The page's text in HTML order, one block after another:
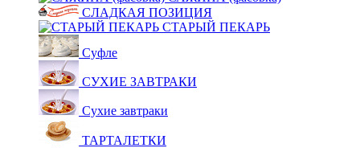
СЛАДКАЯ ПОЗИЦИЯ
СТАРЫЙ ПЕКАРЬ
Суфле
СУХИЕ ЗАВТРАКИ
Сухие завтраки
ТАРТАЛЕТКИ